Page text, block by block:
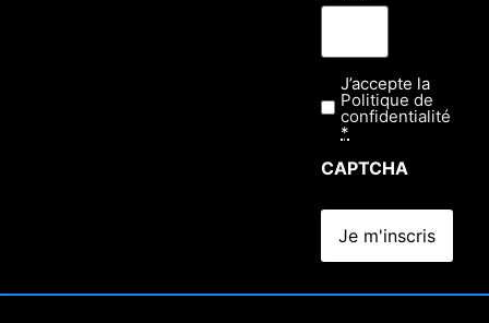
Confidentialité
*
J’accepte la
Politique de
confidentialité
*
CAPTCHA